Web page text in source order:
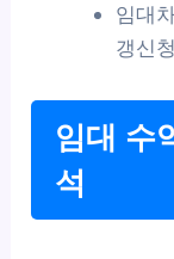
임대
갱신
임대 수
석